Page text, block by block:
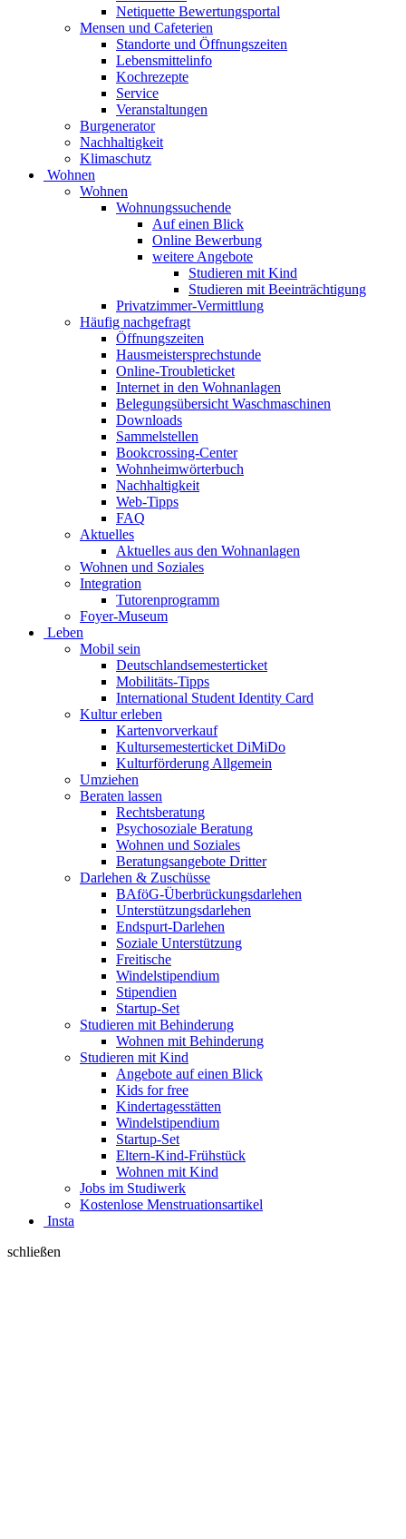
Netiquette Bewertungsportal
Mensen und Cafeterien
Standorte und Öffnungszeiten
Lebensmittelinfo
Kochrezepte
Service
Veranstaltungen
Burgenerator
Nachhaltigkeit
Klimaschutz
Wohnen
Wohnen
Wohnungssuchende
Auf einen Blick
Online Bewerbung
weitere Angebote
Studieren mit Kind
Studieren mit Beeinträchtigung
Privatzimmer-Vermittlung
Häufig nachgefragt
Öffnungszeiten
Hausmeistersprechstunde
Online-Troubleticket
Internet in den Wohnanlagen
Belegungsübersicht Waschmaschinen
Downloads
Sammelstellen
Bookcrossing-Center
Wohnheimwörterbuch
Nachhaltigkeit
Web-Tipps
FAQ
Aktuelles
Aktuelles aus den Wohnanlagen
Wohnen und Soziales
Integration
Tutorenprogramm
Foyer-Museum
Leben
Mobil sein
Deutschlandsemesterticket
Mobilitäts-Tipps
International Student Identity Card
Kultur erleben
Kartenvorverkauf
Kultursemesterticket DiMiDo
Kulturförderung Allgemein
Umziehen
Beraten lassen
Rechtsberatung
Psychosoziale Beratung
Wohnen und Soziales
Beratungsangebote Dritter
Darlehen & Zuschüsse
BAföG-Überbrückungsdarlehen
Unterstützungsdarlehen
Endspurt-Darlehen
Soziale Unterstützung
Freitische
Windelstipendium
Stipendien
Startup-Set
Studieren mit Behinderung
Wohnen mit Behinderung
Studieren mit Kind
Angebote auf einen Blick
Kids for free
Kindertagesstätten
Windelstipendium
Startup-Set
Eltern-Kind-Frühstück
Wohnen mit Kind
Jobs im Studiwerk
Kostenlose Menstruationsartikel
Insta
schließen